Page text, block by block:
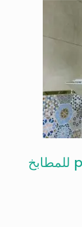
تصنيع وتركيب شبابيك الوميتال ps للمطابخ